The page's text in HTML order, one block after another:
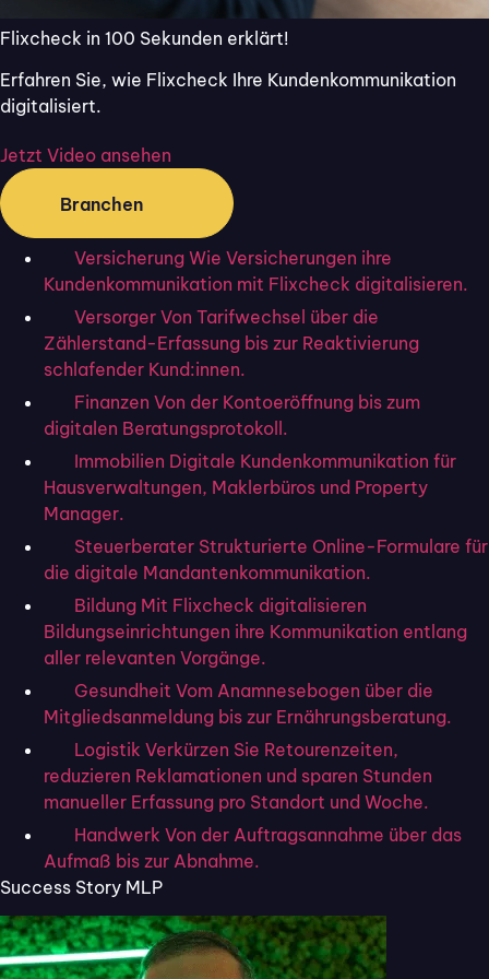
Flixcheck in 100 Sekunden erklärt!
Erfahren Sie, wie Flixcheck Ihre Kundenkommunikation
digitalisiert.
Jetzt Video ansehen
Branchen
Versicherung Wie Versicherungen ihre
Kundenkommunikation mit Flixcheck digitalisieren.
Versorger Von Tarifwechsel über die
Zählerstand-Erfassung bis zur Reaktivierung
schlafender Kund:innen.
Finanzen Von der Kontoeröffnung bis zum
digitalen Beratungsprotokoll.
Immobilien Digitale Kundenkommunikation für
Hausverwaltungen, Maklerbüros und Property
Manager.
Steuerberater Strukturierte Online-Formulare für
die digitale Mandantenkommunikation.
Bildung Mit Flixcheck digitalisieren
Bildungseinrichtungen ihre Kommunikation entlang
aller relevanten Vorgänge.
Gesundheit Vom Anamnesebogen über die
Mitgliedsanmeldung bis zur Ernährungsberatung.
Logistik Verkürzen Sie Retourenzeiten,
reduzieren Reklamationen und sparen Stunden
manueller Erfassung pro Standort und Woche.
Handwerk Von der Auftragsannahme über das
Aufmaß bis zur Abnahme.
Success Story MLP
Digitaler Datenaustausch mit Ihren
Kund:innen
Flixcheck ist das All-in-One
Tool für Versicherer und
Makler
Spart Zeit und Portokosten
Begeistert Ihre Kund:innen
Ist zu 100% DSGVO konform
30 Tage kostenlos testen
Kann man in Excel digital
unterschreiben?
In der Regel gehört das Einfügen einer Unterschrift
in das Tabellenkalkulationsprogramm Excel nicht
unbedingt zu den Standardfunktionen. Dennoch
gibt es Möglichkeiten, einedigitale Unterschrift
Excel einzufügen.
Prinzipiell gibt es zwei